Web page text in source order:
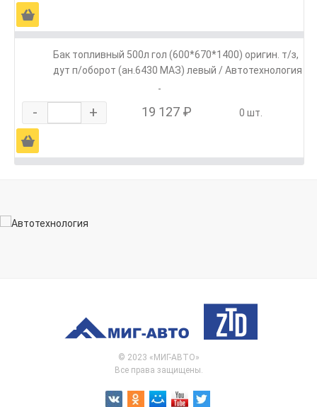
Ä
Бак топливный 500л гол (600*670*1400) оригин. т/з,
дут п/оборот (ан.6430 МАЗ) левый / Автотехнология
-
- + 19 127 ₽ 0 шт.
Ä
© 2023 «МИГ-АВТО»
Все права защищены.